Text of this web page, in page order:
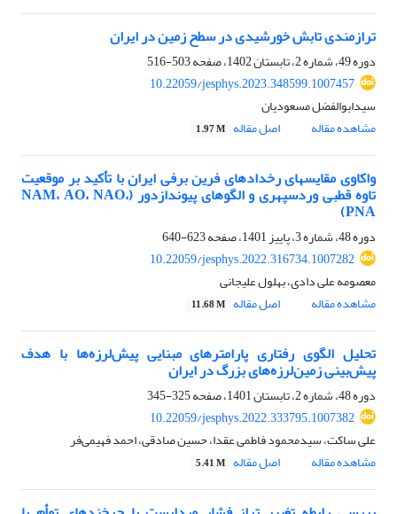
ترازمندی تابش‎ خورشیدی در سطح زمین در ایران
دوره 49، شماره 2، تابستان 1402، صفحه
503-516
10.22059/jesphys.2023.348599.1007457
سیدابوالفضل مسعودیان
مشاهده مقاله
اصل مقاله 1.97 M
واکاوی مقایسه‎ای رخدادهای فرین برفی ایران با تأکید بر موقعیت
تاوه قطبی وردسپهری و الگوهای پیوندازدور (NAM، AO، NAO،
PNA)
دوره 48، شماره 3، پاییز 1401، صفحه
623-640
10.22059/jesphys.2022.316734.1007282
معصومه علی دادی، بهلول علیجانی
مشاهده مقاله
اصل مقاله 11.68 M
تحلیل الگوی رفتاری پارامترهای مبنایی پیش‌لرزه‌ها با هدف
پیش‌بینی زمین‌لرزه‌های بزرگ در ایران
دوره 48، شماره 2، تابستان 1401، صفحه
325-345
10.22059/jesphys.2022.333795.1007382
علی ساکت، سیدمحمود فاطمی عقدا، حسین صادقی، احمد فهیمی‌فر
مشاهده مقاله
اصل مقاله 5.41 M